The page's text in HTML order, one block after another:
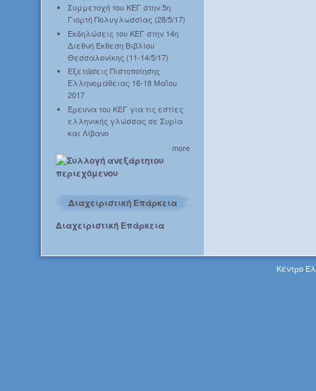
Συμμετοχή του ΚΕΓ στην 5η
Γιορτή Πολυγλωσσίας (28/5/17)
Εκδηλώσεις του ΚΕΓ στην 14η
Διεθνή Έκθεση Βιβλίου
Θεσσαλονίκης (11-14/5/17)
Εξετάσεις Πιστοποίησης
Ελληνομάθειας 16-18 Μαΐου
2017
Έρευνα του ΚΕΓ για τις εστίες
ελληνικής γλώσσας σε Συρία
και Λίβανο
more
Διαχειριστική Επάρκεια
Διαχειριστική Επάρκεια
Κέντρο